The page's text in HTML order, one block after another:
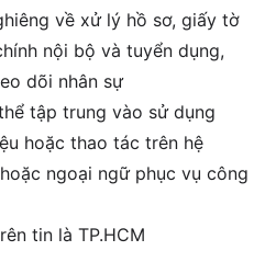
về xử lý hồ sơ, giấy tờ
nội bộ và tuyển dụng,
dõi nhân sự
tập trung vào sử dụng
hoặc thao tác trên hệ
ngoại ngữ phục vụ công
tin là TP.HCM